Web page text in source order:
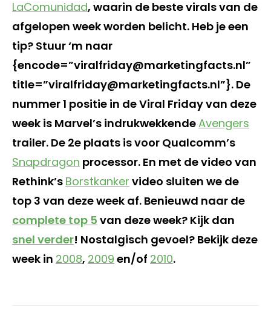
LaComunidad, waarin de beste virals van de
afgelopen week worden belicht. Heb je een
tip? Stuur ‘m naar
{encode=”viralfriday@marketingfacts.nl”
title=”viralfriday@marketingfacts.nl”}. De
nummer 1 positie in de Viral Friday van deze
week is Marvel’s indrukwekkendeAvengers
trailer. De 2e plaats is voor Qualcomm’s
Snapdragon processor. En met de video van
Rethink’s Borstkanker video sluiten we de
top 3 van deze week af. Benieuwd naar de
complete top 5 van deze week? Kijk dan
snel verder! Nostalgisch gevoel? Bekijk deze
week in 2008, 2009 en/of 2010.